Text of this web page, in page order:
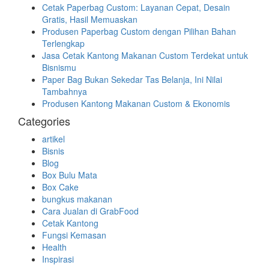
Cetak Paperbag Custom: Layanan Cepat, Desain
Gratis, Hasil Memuaskan
Produsen Paperbag Custom dengan Pilihan Bahan
Terlengkap
Jasa Cetak Kantong Makanan Custom Terdekat untuk
Bisnismu
Paper Bag Bukan Sekedar Tas Belanja, Ini Nilai
Tambahnya
Produsen Kantong Makanan Custom & Ekonomis
Categories
artikel
Bisnis
Blog
Box Bulu Mata
Box Cake
bungkus makanan
Cara Jualan di GrabFood
Cetak Kantong
Fungsi Kemasan
Health
Inspirasi